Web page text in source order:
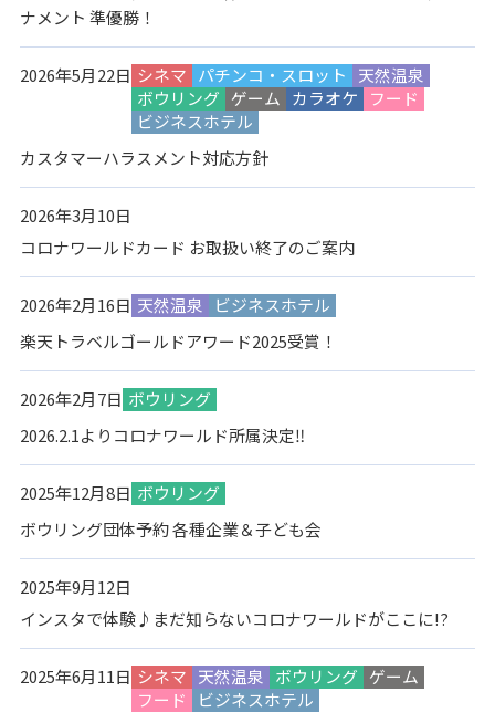
ナメント 準優勝！
2026年5月22日 シネマ パチンコ・スロット
天然温泉
ボウリング ゲーム カラオケ
フード
ビジネスホテル
カスタマーハラスメント対応方針
2026年3月10日
コロナワールドカード お取扱い終了のご案内
2026年2月16日 天然温泉
ビジネスホテル
楽天トラベルゴールドアワード2025受賞！
2026年2月7日 ボウリング
2026.2.1よりコロナワールド所属決定‼
2025年12月8日 ボウリング
ボウリング団体予約 各種企業＆子ども会
2025年9月12日
インスタで体験♪まだ知らないコロナワールドがここに!?
2025年6月11日 シネマ 天然温泉 ボウリング ゲーム
フード
ビジネスホテル